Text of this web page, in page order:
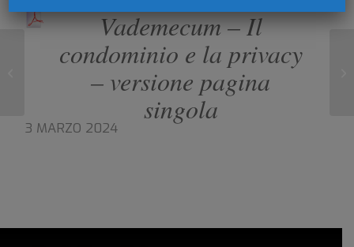
Vademecum – Il
condominio e la privacy
– versione pagina
singola
3 MARZO 2024
Regolamento UE 2016/679 – GDPR
General Data Protection Regulation